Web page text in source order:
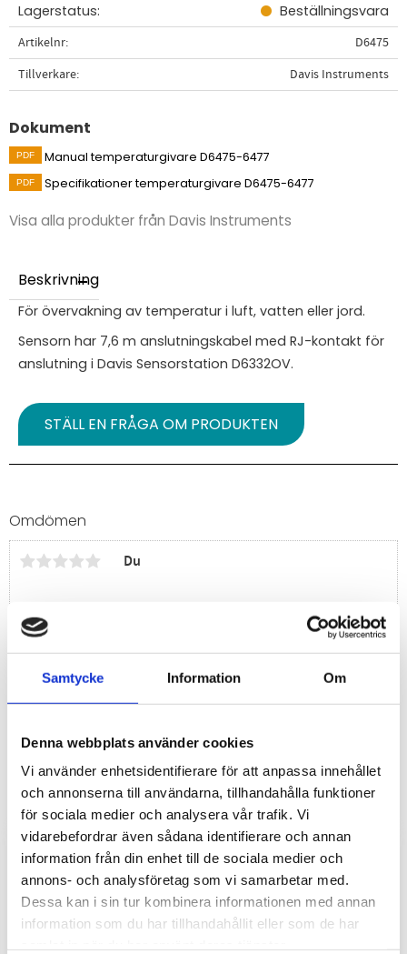
Samtycke Information Om
Denna webbplats använder cookies
Vi använder enhetsidentifierare för att anpassa innehållet
och annonserna till användarna, tillhandahålla funktioner
för sociala medier och analysera vår trafik. Vi
vidarebefordrar även sådana identifierare och annan
information från din enhet till de sociala medier och
annons- och analysföretag som vi samarbetar med.
Dessa kan i sin tur kombinera informationen med annan
information som du har tillhandahållit eller som de har
Lagerstatus Beställningsvara
Artikelnr
D6475
Tillverkare
Davis Instruments
Dokument
Manual temperaturgivare D6475-6477
Specifikationer temperaturgivare D6475-6477
Visa alla produkter från Davis Instruments
Beskrivning
För övervakning av temperatur i luft, vatten eller jord.
Sensorn har 7,6 m anslutningskabel med RJ-kontakt för
anslutning i Davis Sensorstation D6332OV.
STÄLL EN FRÅGA OM PRODUKTEN
Omdömen
Du